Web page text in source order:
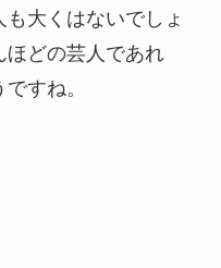
大くはないでしょ
ほどの芸人であれ
すね。